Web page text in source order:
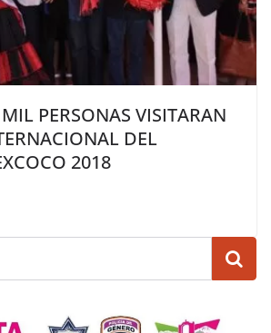
PERSONAS VISITARAN
DEL
2018